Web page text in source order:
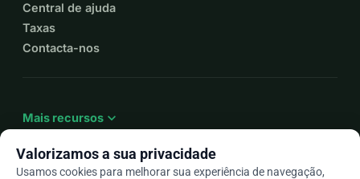
Central de ajuda
Taxas
Contacta-nos
Mais recursos expand_more
Valorizamos a sua privacidade
Usamos cookies para melhorar sua experiência de navegação,